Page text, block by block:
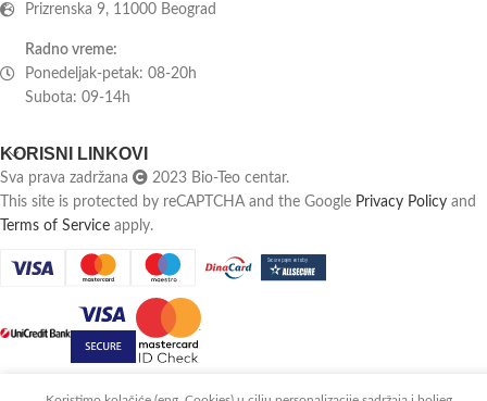
Prizrenska 9, 11000 Beograd
Radno vreme:
Ponedeljak-petak: 08-20h
Subota: 09-14h
KORISNI LINKOVI
Sva prava zadržana
2023 Bio-Teo centar.
This site is protected by reCAPTCHA and the Google Privacy Policy and
Terms of Service apply.